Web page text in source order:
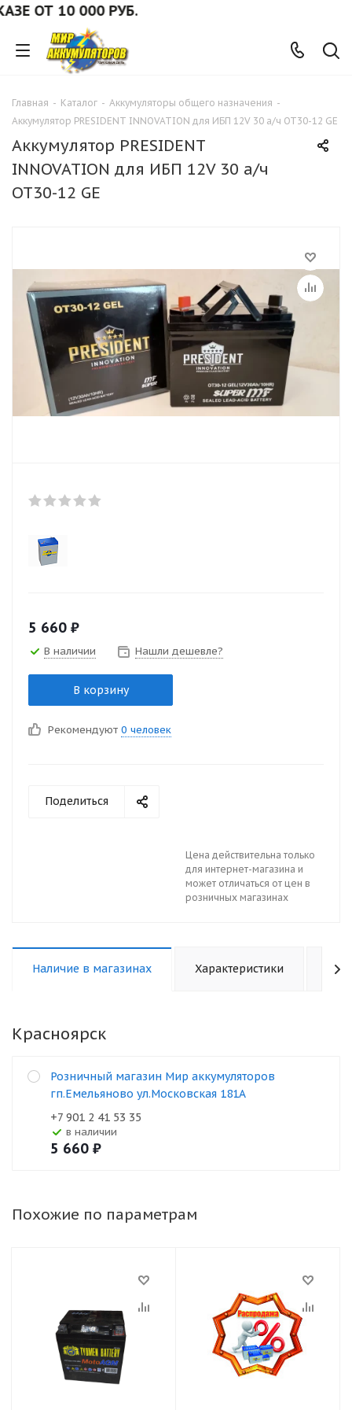
ОТ 10 000 РУБ.
Главная - Каталог - Аккумуляторы общего назначения -
Аккумулятор PRESIDENT INNOVATION для ИБП 12V 30 а/ч ОТ30-12 GE
Аккумулятор PRESIDENT
INNOVATION для ИБП 12V 30 а/ч
ОТ30-12 GE
5 660 ₽
В наличии Нашли дешевле?
В корзину
Рекомендуют 0 человек
Поделиться
Цена действительна только
для интернет-магазина и
может отличаться от цен в
розничных магазинах
Наличие в магазинах Характеристики
Красноярск
Розничный магазин Мир аккумуляторов
гп.Емельяново ул.Московская 181А
+7 901 2 41 53 35
В наличии
5 660 ₽
Похожие по параметрам